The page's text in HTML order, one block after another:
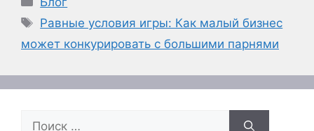
Метки
Равные условия игры: Как малый бизнес
может конкурировать с большими парнями
Поиск: